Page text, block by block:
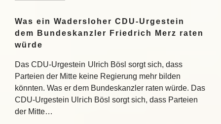
Was ein Wadersloher CDU-Urgestein
dem Bundeskanzler Friedrich Merz raten
würde
Das CDU-Urgestein Ulrich Bösl sorgt sich, dass
Parteien der Mitte keine Regierung mehr bilden
könnten. Was er dem Bundeskanzler raten würde. Das
CDU-Urgestein Ulrich Bösl sorgt sich, dass Parteien
der Mitte…